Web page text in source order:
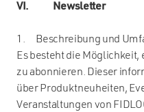
VI. Newsletter
1. Beschreibung und
Es besteht die
zu abonnieren. Dieser
über Produktneuheiten,
Veranstaltungen von